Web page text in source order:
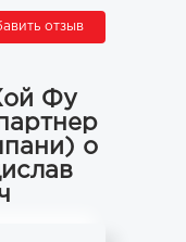
отзыв
Фу
о